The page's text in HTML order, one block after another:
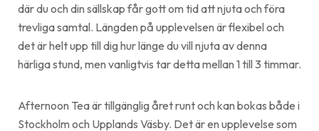
där du och din sällskap får gott om tid att njuta och föra
trevliga samtal. Längden på upplevelsen är flexibel och
det är helt upp till dig hur länge du vill njuta av denna
härliga stund, men vanligtvis tar detta mellan 1 till 3 timmar.
Afternoon Tea är tillgänglig året runt och kan bokas både i
Stockholm och Upplands Väsby. Det är en upplevelse som